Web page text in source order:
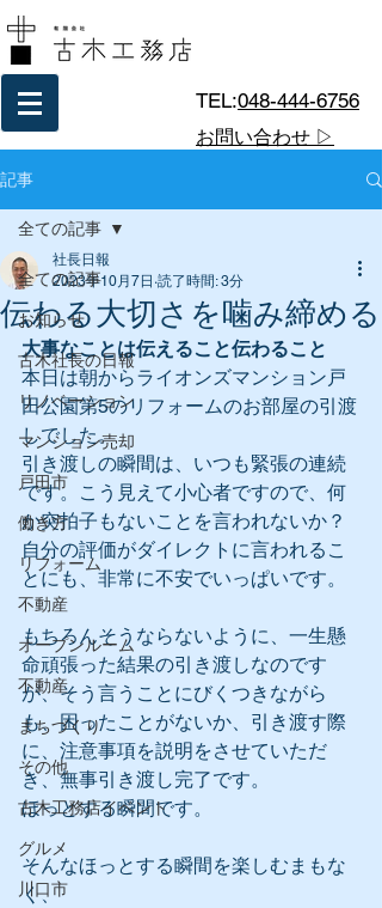
TEL:048-444-6756
お問い合わせ ▷
記事
全ての記事
お知らせ
古木社長の日報
リノベーション
マンション売却
戸田市
働き方
リフォーム
不動産
オープンルーム
不動産
まちづくり
その他
古木工務店イベント
グルメ
川口市
全ての記事
伝わる大切さを噛み締める
社長日報
2023年10月7日 読了時間: 3分
大事なことは伝えること伝わること
本日は朝からライオンズマンション戸
田公園第5のリフォームのお部屋の引渡
しでした。
引き渡しの瞬間は、いつも緊張の連続
です。こう見えて小心者ですので、何
か突拍子もないことを言われないか？
自分の評価がダイレクトに言われるこ
とにも、非常に不安でいっぱいです。
もちろんそうならないように、一生懸
命頑張った結果の引き渡しなのです
が、そう言うことにびくつきながら
も、困ったことがないか、引き渡す際
に、注意事項を説明をさせていただ
き、無事引き渡し完了です。
ほっとする瞬間です。
そんなほっとする瞬間を楽しむまもな
く、